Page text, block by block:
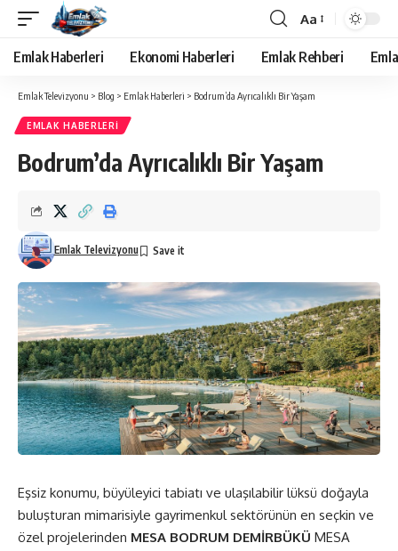
Yazı
Tipi
Boyutlandırıcı
Aa
Emlak Haberleri Ekonomi Haberleri Emlak Rehberi
Emlak Televizyonu > Blog > Emlak Haberleri > Bodrum’da Ayrıcalıklı Bir Yaşam
EMLAK HABERLERI
Bodrum’da Ayrıcalıklı Bir Yaşam
Emlak Televizyonu
Eşsiz konumu, büyüleyici tabiatı ve ulaşılabilir lüksü doğayla
buluşturan mimarisiyle gayrimenkul sektörünün en seçkin ve
özel projelerinden MESA BODRUM DEMİRBÜKÜ MESA